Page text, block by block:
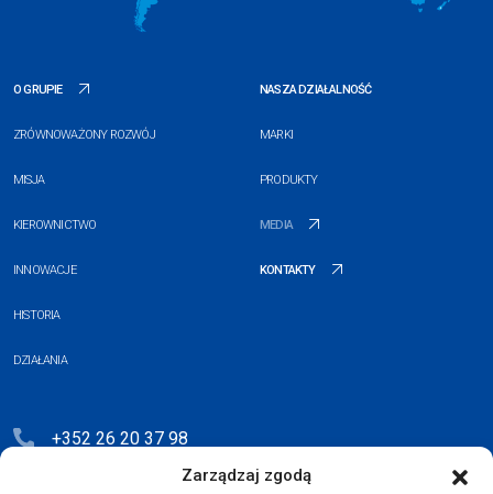
Zarządzaj zgodą
O GRUPIE
ZRÓWNOWAŻONY ROZWÓJ
MISJA
KIEROWNICTWO
INNOWACJE
HISTORIA
DZIAŁANIA
NASZA DZIAŁALNOŚĆ
MARKI
PRODUKTY
MEDIA
KONTAKTY
+352 26 20 37 98
hello@blauberg-group.com